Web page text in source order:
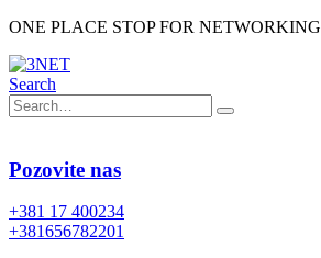
ONE PLACE STOP FOR NETWORKING
Search
Pozovite nas
+381 17 400234
+381656782201